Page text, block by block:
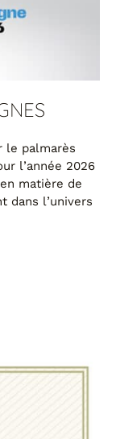
le palmarès
l’année 2026
matière de
dans l’univers